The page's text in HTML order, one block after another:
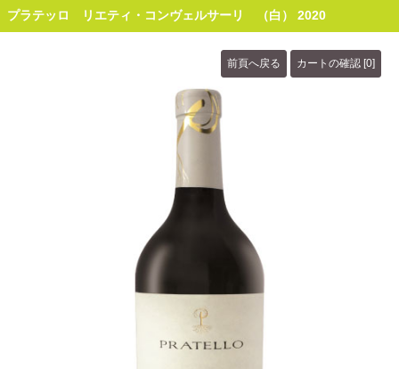
プラテッロ リエティ・コンヴェルサーリ （白） 2020